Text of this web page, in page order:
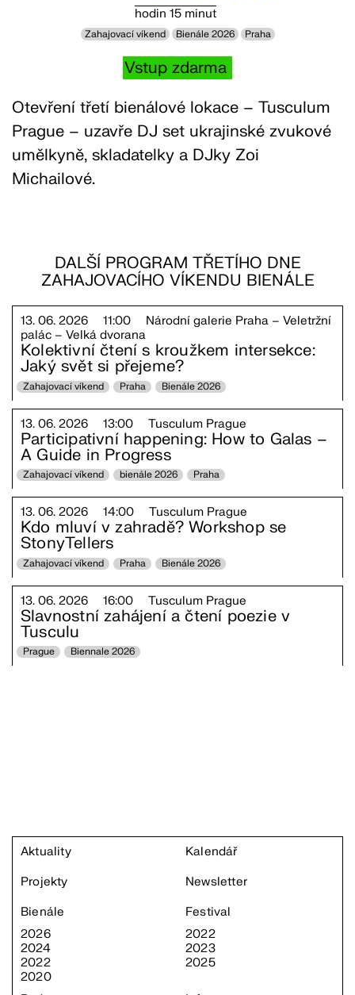
hodin 15 minut
Zahajovací víkend Bienále 2026 Praha
Vstup zdarma
Otevření třetí bienálové lokace – Tusculum
Prague – uzavře DJ set ukrajinské zvukové
umělkyně, skladatelky a DJky Zoi
Michailové.
DALŠÍ PROGRAM TŘETÍHO DNE
ZAHAJOVACÍHO VÍKENDU BIENÁLE
Kolektivní čtení s kroužkem intersekce:
Jaký svět si přejeme?
13. 06. 2026 11:00
Národní galerie Praha – Veletržní
palác – Velká dvorana
Zahajovací víkend Praha Bienále 2026
Participativní happening: How to Galas –
A Guide in Progress
13. 06. 2026 13:00 Tusculum Prague
Zahajovací víkend bienále 2026 Praha
Kdo mluví v zahradě? Workshop se
StonyTellers
13. 06. 2026 14:00 Tusculum Prague
Zahajovací víkend Praha Bienále 2026
Slavnostní zahájení a čtení poezie v
Tusculu
13. 06. 2026 16:00 Tusculum Prague
Prague Biennale 2026
Aktuality
Kalendář
Projekty
Newsletter
Bienále
2026
2024
2022
2020
Festival
2022
2023
2025